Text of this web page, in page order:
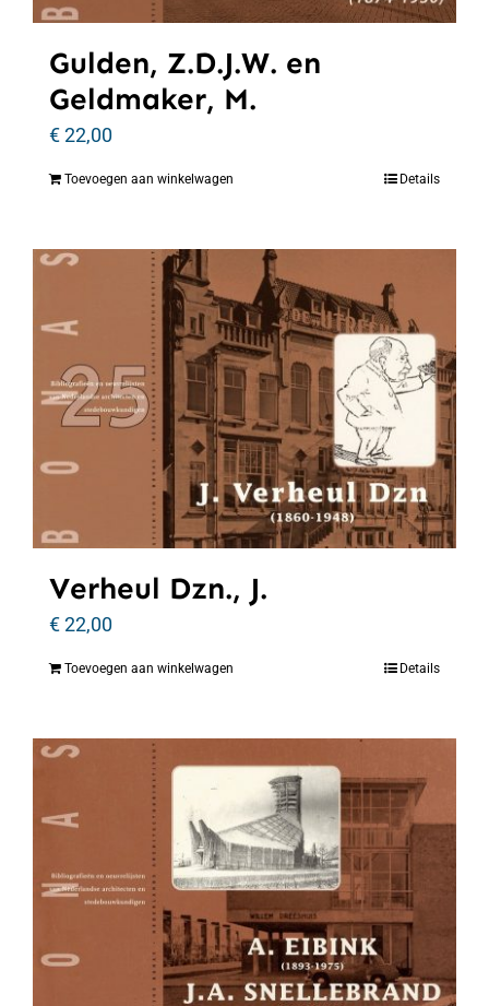
Gulden, Z.D.J.W. en
Geldmaker, M.
€22,00
Toevoegen aan winkelwagen Details
Verheul Dzn., J.
€22,00
Toevoegen aan winkelwagen Details